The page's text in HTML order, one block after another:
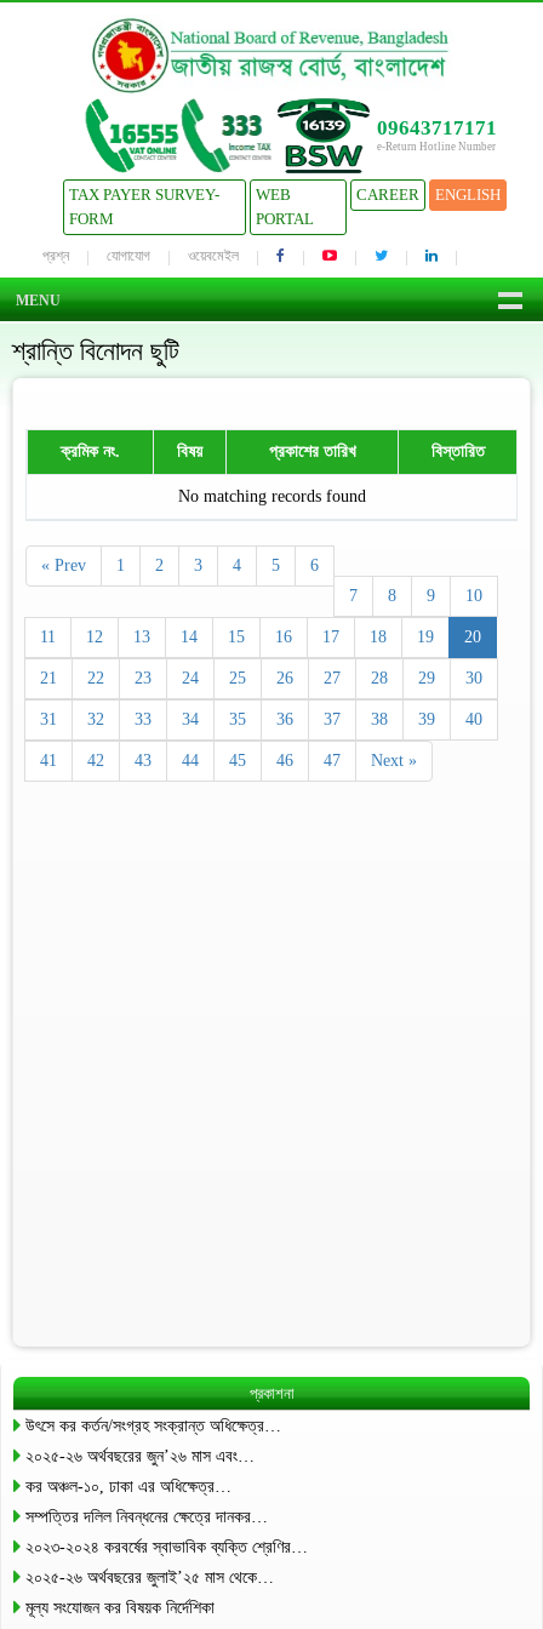
09643717171
e-Return Hotline Number
TAX PAYER SURVEY-
FORM
WEB
PORTAL
CAREER ENGLISH
প্রশ্ন যোগাযোগ ওয়েবমেইল
MENU
শ্রান্তি বিনোদন ছুটি
ক্রমিক নং. বিষয় প্রকাশের তারিখ বিস্তারিত
No matching records found
« Prev 1 2 3 4 5
6
7
8 9 10
11 12 13 14 15 16 17 18 19 20
21 22 23 24 25 26 27 28 29 30
31 32 33 34 35 36 37 38 39 40
41 42 43 44 45 46 47 Next »
প্রকাশনা
উৎসে কর কর্তন/সংগ্রহ সংক্রান্ত অধিক্ষেত্র…
২০২৫-২৬ অর্থবছরের জুন’২৬ মাস এবং…
কর অঞ্চল-১০, ঢাকা এর অধিক্ষেত্র…
সম্পত্তির দলিল নিবন্ধনের ক্ষেত্রে দানকর…
২০২৩-২০২৪ করবর্ষের স্বাভাবিক ব্যক্তি শ্রেণির…
২০২৫-২৬ অর্থবছরের জুলাই’২৫ মাস থেকে…
মূল্য সংযোজন কর বিষয়ক নির্দেশিকা